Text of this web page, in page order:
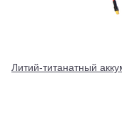
Литий-титанатный